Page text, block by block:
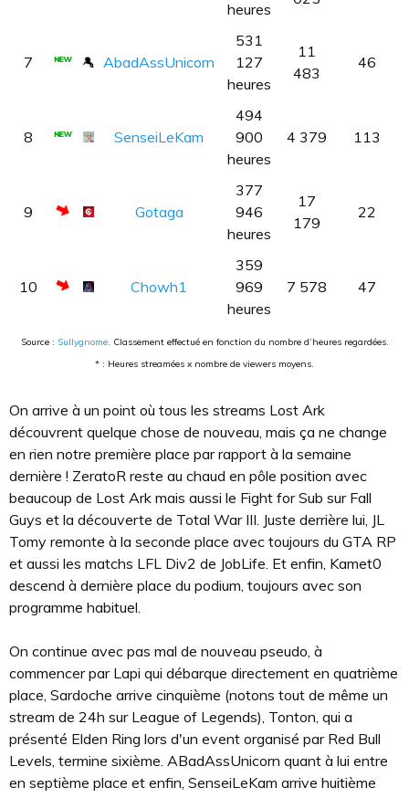
heures
7 AbadAssUnicorn
531
127
heures
11
483
46
8 SenseiLeKam
494
900
heures
4 379 113
9 Gotaga
377
946
heures
17
179
22
10 Chowh1
359
969
heures
7 578 47
Source : Sullygnome. Classement effectué en fonction du nombre d’heures regardées.
* : Heures streamées x nombre de viewers moyens.
On arrive à un point où tous les streams Lost Ark
découvrent quelque chose de nouveau, mais ça ne change
en rien notre première place par rapport à la semaine
dernière ! ZeratoR reste au chaud en pôle position avec
beaucoup de Lost Ark mais aussi le Fight for Sub sur Fall
Guys et la découverte de Total War III. Juste derrière lui, JL
Tomy remonte à la seconde place avec toujours du GTA RP
et aussi les matchs LFL Div2 de JobLife. Et enfin, Kamet0
descend à dernière place du podium, toujours avec son
programme habituel.
On continue avec pas mal de nouveau pseudo, à
commencer par Lapi qui débarque directement en quatrième
place, Sardoche arrive cinquième (notons tout de même un
stream de 24h sur League of Legends), Tonton, qui a
présenté Elden Ring lors d'un event organisé par Red Bull
Levels, termine sixième. ABadAssUnicorn quant à lui entre
en septième place et enfin, SenseiLeKam arrive huitième